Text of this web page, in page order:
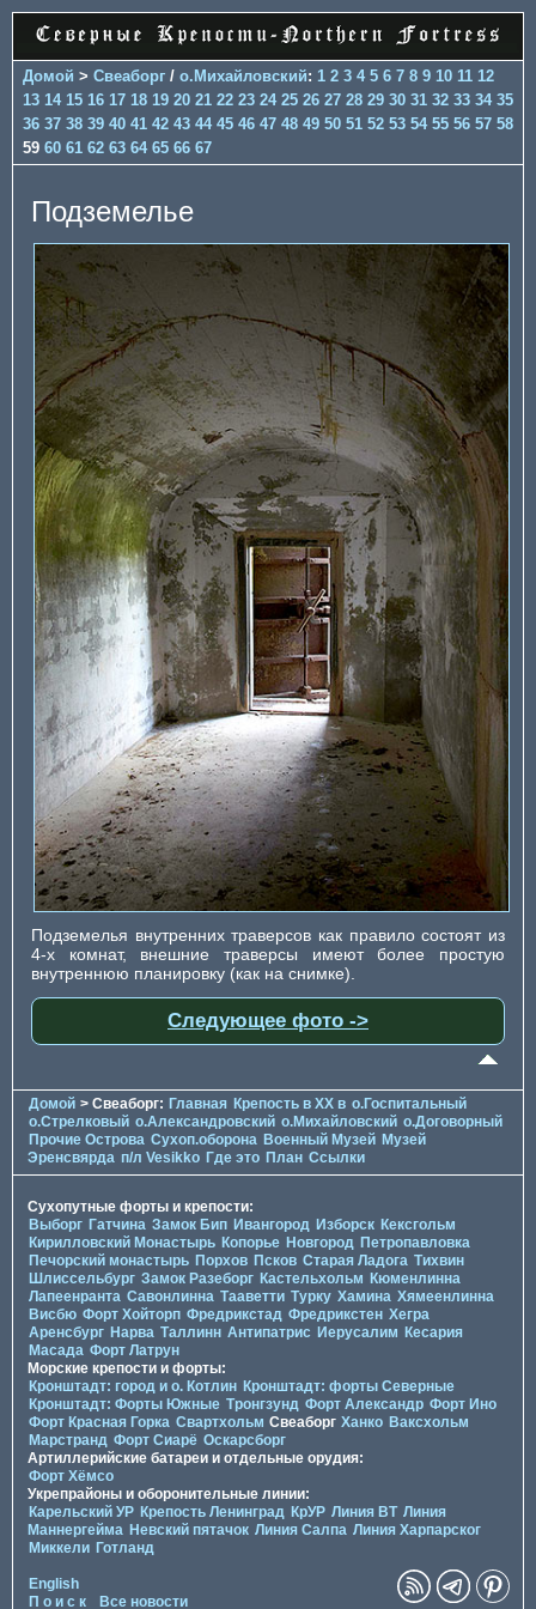
Домой > Свеаборг / о.Михайловский: 1 2 3 4 5 6 7 8 9 10 11 12
13 14 15 16 17 18 19 20 21 22 23 24 25 26 27 28 29 30 31 32 33 34 35
36 37 38 39 40 41 42 43 44 45 46 47 48 49 50 51 52 53 54 55 56 57 58
59 60 61 62 63 64 65 66 67
Подземелье
Подземелья внутренних траверсов как правило состоят из
4-х комнат, внешние траверсы имеют более простую
внутреннюю планировку (как на снимке).
Следующее фото ->
Домой > Свеаборг: Главная Крепость в XX в о.Госпитальный
о.Стрелковый о.Александровский о.Михайловский о.Договорный
Прочие Острова Сухоп.оборона Военный Музей Музей
Эренсвярда п/л Vesikko Где это План Ссылки
Сухопутные форты и крепости:
Выборг Гатчина Замок Бип Ивангород Изборск Кексгольм
Кирилловский Монастырь Копорье Новгород Петропавловка
Печорcкий монастырь Порхов Псков Старая Ладога Тихвин
Шлиссельбург Замок Разеборг Кастельхольм Кюменлинна
Лапеенранта Савонлинна Тааветти Турку Хамина Хямеенлинна
Висбю Форт Хойторп Фредрикстад Фредрикстен Хегра
Аренсбург Нарва Таллинн Антипатрис Иерусалим Кесария
Масада Форт Латрун
Морские крепости и форты:
Кронштадт: город и о. Котлин Кронштадт: форты Северные
Кронштадт: Форты Южные Тронгзунд Форт Александр Форт Ино
Форт Красная Горка Свартхольм Свеаборг Ханко Ваксхольм
Марстранд Форт Сиарё Оскарсборг
Артиллерийские батареи и отдельные орудия:
Форт Хёмсо
Укрепрайоны и оборонительные линии:
Карельский УР Крепость Ленинград КрУР Линия ВТ Линия
Маннергейма Невский пятачок Линия Салпа Линия Харпарског
Миккели Готланд
English
П о и с к
Все новости